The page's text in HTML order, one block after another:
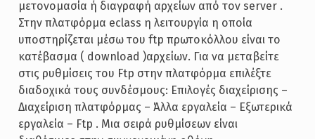
μετονομασία ή διαγραφή αρχείων από τον server .
Στην πλατφόρμα eclass η λειτουργία η οποία
υποστηρίζεται μέσω του ftp πρωτοκόλλου είναι το
κατέβασμα ( download )αρχείων. Για να μεταβείτε
στις ρυθμίσεις του Ftp στην πλατφόρμα επιλέξτε
διαδοχικά τους συνδέσμους: Επιλογές διαχείρισης –
Διαχείριση πλατφόρμας – Άλλα εργαλεία – Εξωτερικά
εργαλεία – Ftp . Μια σειρά ρυθμίσεων είναι